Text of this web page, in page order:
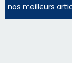
Mentions légales
Nous contacter